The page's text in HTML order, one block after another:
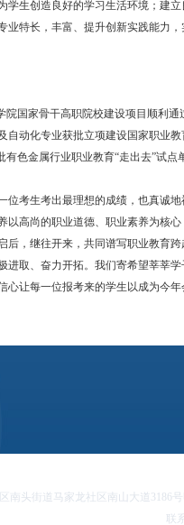
生创造良好的学习生活环境；建立
特长，丰富、提升创新实践能力，
国家骨干高职院校建设项目顺利通
动化专业获批立项建设国家职业教
色金属行业职业教育“走出去”试点
考生考出最理想的成绩，也真诚地
高尚的职业道德、职业素养为核
，继往开来，共同谱写职业教育跨
取、奋力开拓。我们寄希望莘莘学
让每一位报考来的学生以成为今年
南头街道马家龙社区南山大道3186
联